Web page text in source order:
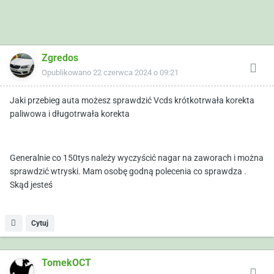
Zgredos
Opublikowano 22 czerwca 2024 o 09:21
Jaki przebieg auta możesz sprawdzić Vcds krótkotrwała korekta
paliwowa i długotrwała korekta
Generalnie co 150tys należy wyczyścić nagar na zaworach i można
sprawdzić wtryski. Mam osobę godną polecenia co sprawdza .
Skąd jesteś
Cytuj
TomekOCT